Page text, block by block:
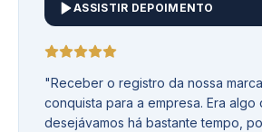
ASSISTIR DEPOIMENTO
"Receber o registro da nossa
conquista para a empresa. Era algo
desejávamos há bastante tempo,